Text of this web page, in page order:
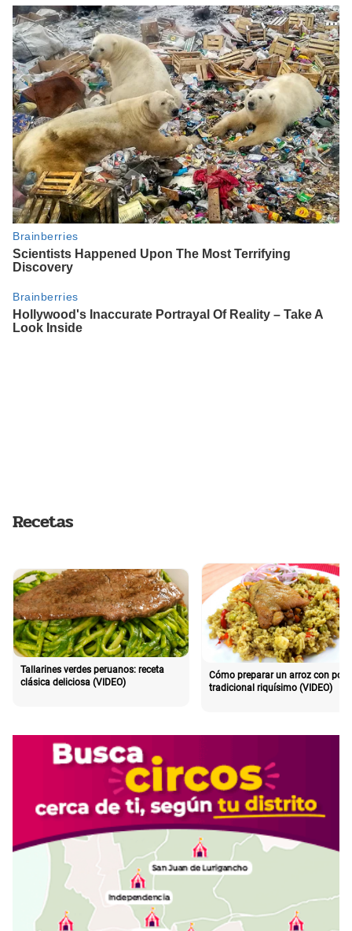
Recetas
Tallarines verdes peruanos: receta
clásica deliciosa (VIDEO)
Cómo preparar un arroz con pollo
tradicional riquísimo (VIDEO)